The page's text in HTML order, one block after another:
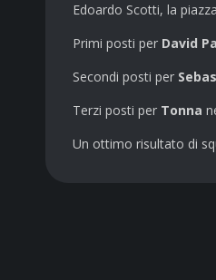
Edoardo Scotti, la
Primi posti per David
Secondi posti per
Terzi posti per Tonna
Un ottimo risultato di